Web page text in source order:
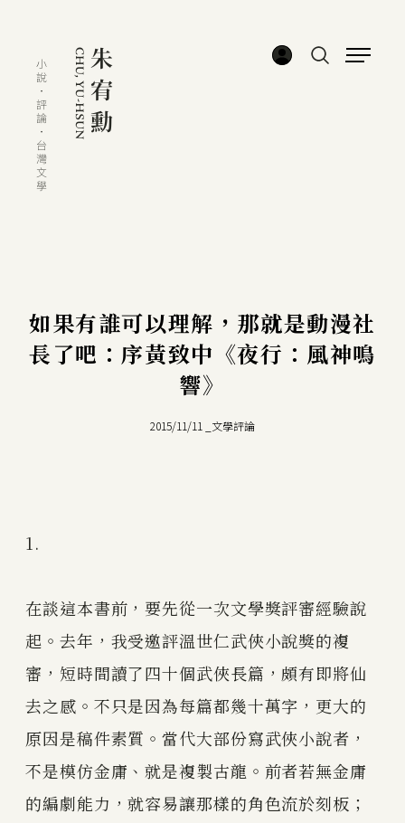
如果有誰可以理解，那就是動漫社
長了吧：序黃致中《夜行：風神鳴
響》
2015/11/11 文學評論
1.
在談這本書前，要先從一次文學獎評審經驗說
起。去年，我受邀評溫世仁武俠小說獎的複
審，短時間讀了四十個武俠長篇，頗有即將仙
去之感。不只是因為每篇都幾十萬字，更大的
原因是稿件素質。當代大部份寫武俠小說者，
不是模仿金庸、就是複製古龍。前者若無金庸
的編劇能力，就容易讓那樣的角色流於刻板；